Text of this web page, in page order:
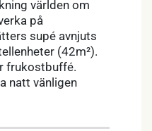
världen om
på
supé avnjuts
(42m²).
frukostbuffé.
natt vänligen